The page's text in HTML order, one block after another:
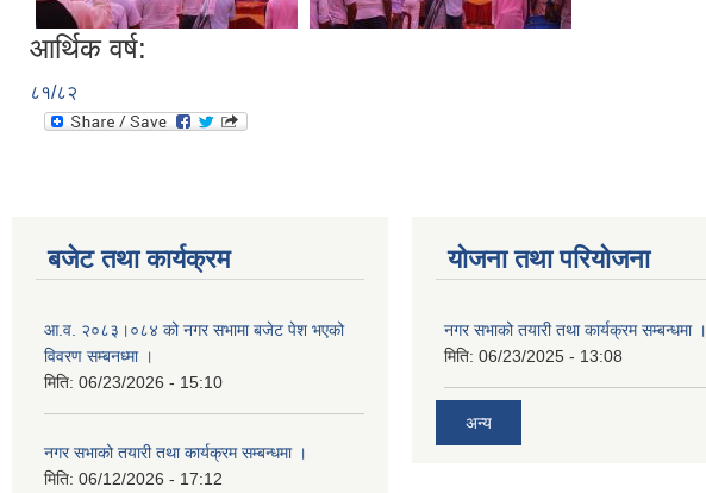
आर्थिक वर्ष:
८१/८२
बजेट तथा कार्यक्रम
आ.व. २०८३।०८४ को नगर सभामा बजेट पेश भएको
विवरण सम्बनध्मा ।
मिति: 06/23/2026 - 15:10
नगर सभाको तयारी तथा कार्यक्रम सम्बन्धमा ।
मिति: 06/12/2026 - 17:12
योजना तथा परियोजना
नगर सभाको तयारी तथा कार्यक्रम सम्बन्धमा ।
मिति: 06/23/2025 - 13:08
अन्य